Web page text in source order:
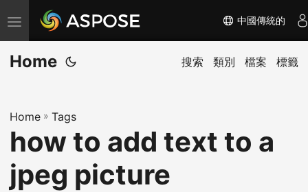
切
换
导
中國傳統的
Home 搜索 類別 檔案 標籤
Home » Tags
how to add text to a
jpeg picture